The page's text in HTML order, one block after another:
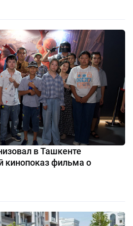
в Ташкенте
кинопоказ фильма о